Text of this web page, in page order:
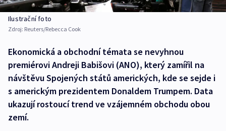
Ilustrační foto
Zdroj: Reuters/Rebecca Cook
Ekonomická a obchodní témata se nevyhnou
premiérovi Andreji Babišovi (ANO), který zamířil na
návštěvu Spojených států amerických, kde se sejde i
s americkým prezidentem Donaldem Trumpem. Data
ukazují rostoucí trend ve vzájemném obchodu obou
zemí.